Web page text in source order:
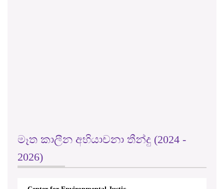
මෑත කාලීන අභියාචනා තීන්දු (2024 -
2026)